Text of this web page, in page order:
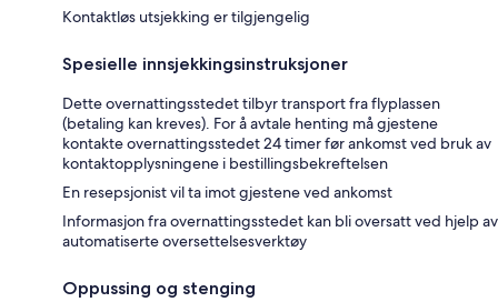
Kontaktløs utsjekking er tilgjengelig
Spesielle innsjekkingsinstruksjoner
Dette overnattingsstedet tilbyr transport fra flyplassen
(betaling kan kreves). For å avtale henting må gjestene
kontakte overnattingsstedet 24 timer før ankomst ved bruk av
kontaktopplysningene i bestillingsbekreftelsen
En resepsjonist vil ta imot gjestene ved ankomst
Informasjon fra overnattingsstedet kan bli oversatt ved hjelp av
automatiserte oversettelsesverktøy
Oppussing og stenging